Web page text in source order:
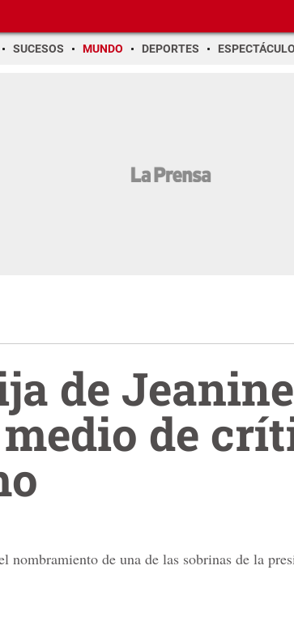
SUCESOS MUNDO DEPORTES
de
de
nombramiento de una de las sobrinas de la